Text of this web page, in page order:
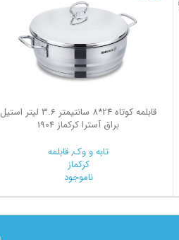
قابلمه کوتاه 24*8 سانتیمتر 3.6 لیتر استیل
براق آسترا کرکماز 1904
تابه و وک,قابلمه
کرکماز
ناموجود